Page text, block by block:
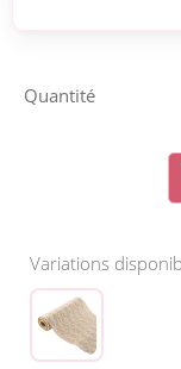
Quantité
Variations